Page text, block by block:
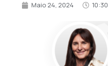
Maio 24, 2024 10:30